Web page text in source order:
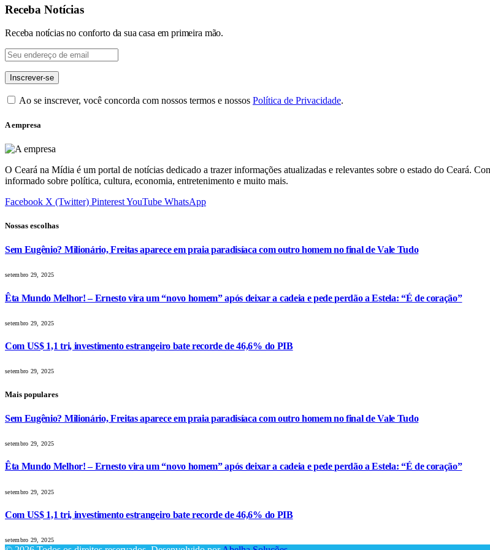
Receba Notícias
Receba notícias no conforto da sua casa em primeira mão.
Ao se inscrever, você concorda com nossos termos e nossos Política de Privacidade.
A empresa
O Ceará na Mídia é um portal de notícias dedicado a trazer informações atualizadas e relevantes sobre o estado do Ceará.
informado sobre política, cultura, economia, entretenimento e muito mais.
Facebook X (Twitter) PinterestYouTube WhatsApp
Nossas escolhas
Sem Eugênio? Milionário, Freitas aparece em praia paradisíaca com outro homem no final de Vale Tudo
setembro 29, 2025
Êta Mundo Melhor! – Ernesto vira um “novo homem” após deixar a cadeia e pede perdão a Estela: “É de coração”
setembro 29, 2025
Com US$ 1,1 tri, investimento estrangeiro bate recorde de 46,6% do PIB
setembro 29, 2025
Mais populares
Sem Eugênio? Milionário, Freitas aparece em praia paradisíaca com outro homem no final de Vale Tudo
setembro 29, 2025
Êta Mundo Melhor! – Ernesto vira um “novo homem” após deixar a cadeia e pede perdão a Estela: “É de coração”
setembro 29, 2025
Com US$ 1,1 tri, investimento estrangeiro bate recorde de 46,6% do PIB
setembro 29, 2025